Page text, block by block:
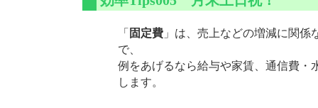
「 固定費 」は、売上などの増減に関係
で、
例をあげるなら給与や家賃、通信費・
します。